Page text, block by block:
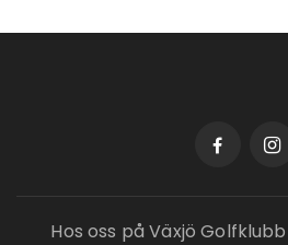
Hos oss på Växjö